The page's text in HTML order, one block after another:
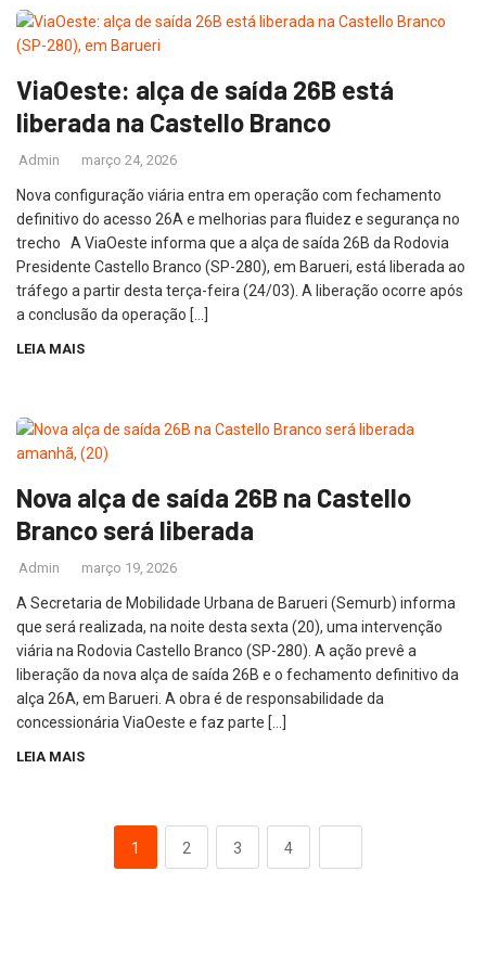
ViaOeste: alça de saída 26B está
liberada na Castello Branco
Admin março 24, 2026
Nova configuração viária entra em operação com fechamento
definitivo do acesso 26A e melhorias para fluidez e segurança no
trecho A ViaOeste informa que a alça de saída 26B da Rodovia
Presidente Castello Branco (SP-280), em Barueri, está liberada ao
tráfego a partir desta terça-feira (24/03). A liberação ocorre após
a conclusão da operação […]
LEIA MAIS
Nova alça de saída 26B na Castello
Branco será liberada
Admin março 19, 2026
A Secretaria de Mobilidade Urbana de Barueri (Semurb) informa
que será realizada, na noite desta sexta (20), uma intervenção
viária na Rodovia Castello Branco (SP-280). A ação prevê a
liberação da nova alça de saída 26B e o fechamento definitivo da
alça 26A, em Barueri. A obra é de responsabilidade da
concessionária ViaOeste e faz parte […]
LEIA MAIS
1 2 3 4